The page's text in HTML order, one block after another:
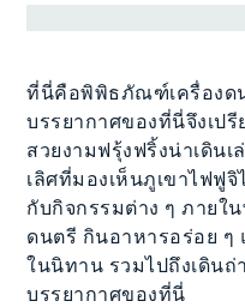
ที่นี่คือพิพิธภัณฑ์เครื่องด
บรรยากาศของที่นี่จึงเป
สวยงามฟรุ้งฟริ้งน่าเดิน
เลิศที่มองเห็นภูเขาไฟฟู
กับกิจกรรมต่าง ๆ ภาย
ดนตรี กินอาหารอร่อย ๆ
ในนิทาน รวมไปถึงเดิน
บรรยากาศของที่นี่